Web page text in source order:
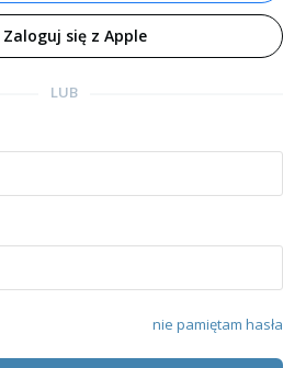
Zaloguj się z Apple
LUB
nie pamiętam hasła